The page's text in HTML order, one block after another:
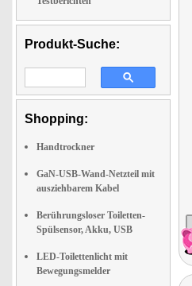
Produkt-Suche:
Shopping:
Handtrockner
GaN-USB-Wand-Netzteil mit
ausziehbarem Kabel
Berührungsloser Toiletten-
Spülsensor, Akku, USB
LED-Toilettenlicht mit
Bewegungsmelder